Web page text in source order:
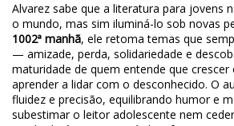
Alvarez sabe que a literatura para jovens
o mundo, mas sim iluminá-lo sob novas
1002ª manhã, ele retoma temas que
— amizade, perda, solidariedade e
maturidade de quem entende que crescer
aprender a lidar com o desconhecido. O
fluidez e precisão, equilibrando humor e
subestimar o leitor adolescente nem